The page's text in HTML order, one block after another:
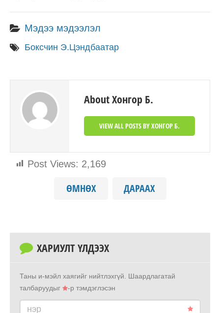
Post Views: 2,169
Мэдээ мэдээлэл
Боксчин Э.Цэндбаатар
About Хонгор Б.
VIEW ALL POSTS BY ХОНГОР Б.
ӨМНӨХ ДАРААХ
ХАРИУЛТ ҮЛДЭЭХ
Таны и-мэйл хаягийг нийтлэхгүй.
Шаардлагатай
талбаруудыг
-р тэмдэглэсэн
нэр